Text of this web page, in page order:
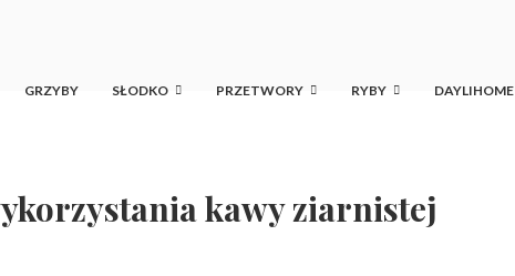
GRZYBY SŁODKO PRZETWORY RYBY DAYLIHOME
kawy ziarnistej